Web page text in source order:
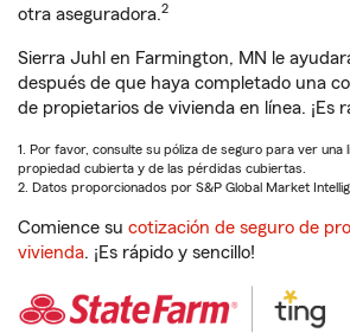
otra aseguradora.2
Sierra Juhl en Farmington, MN le
después de que haya completado una
de propietarios de vivienda en línea. ¡Es
1. Por favor, consulte su póliza de seguro para ver una
propiedad cubierta y de las pérdidas cubiertas.
2. Datos proporcionados por S&P Global Market
Comience su cotización de seguro de
vivienda. ¡Es rápido y sencillo!